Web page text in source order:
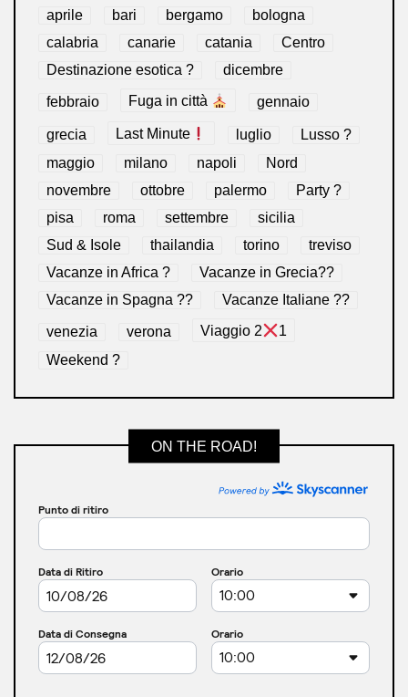
aprile
bari bergamo
bologna
calabria
canarie catania
Centro
Destinazione esotica ?
dicembre
febbraio Fuga in città gennaio
grecia Last Minute luglio
Lusso ?
maggio
milano napoli
Nord
novembre
ottobre palermo
Party ?
pisa
roma settembre
sicilia
Sud & Isole
thailandia torino
treviso
Vacanze in Africa ?
Vacanze in Grecia??
Vacanze in Spagna ??
Vacanze Italiane ??
venezia verona Viaggio 2
1
Weekend ?
ON THE ROAD!